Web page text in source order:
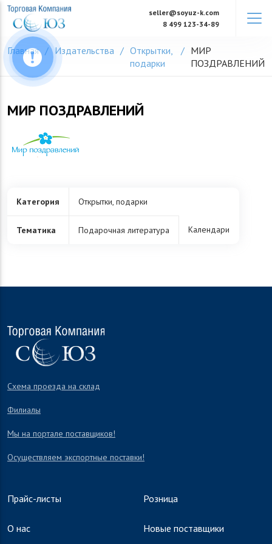
Skip
content
seller@soyuz-k.com
8 499 123-34-89
Главная Издательства
Открытки,
подарки
МИР
ПОЗДРАВЛЕНИЙ
МИР ПОЗДРАВЛЕНИЙ
Категория Открытки, подарки
Тематика Подарочная литература Календари
Схема проезда на склад
Филиалы
Мы на портале поставщиков!
Осуществляем экспортные поставки!
Прайс-листы
О нас
Розница
Новые поставщики